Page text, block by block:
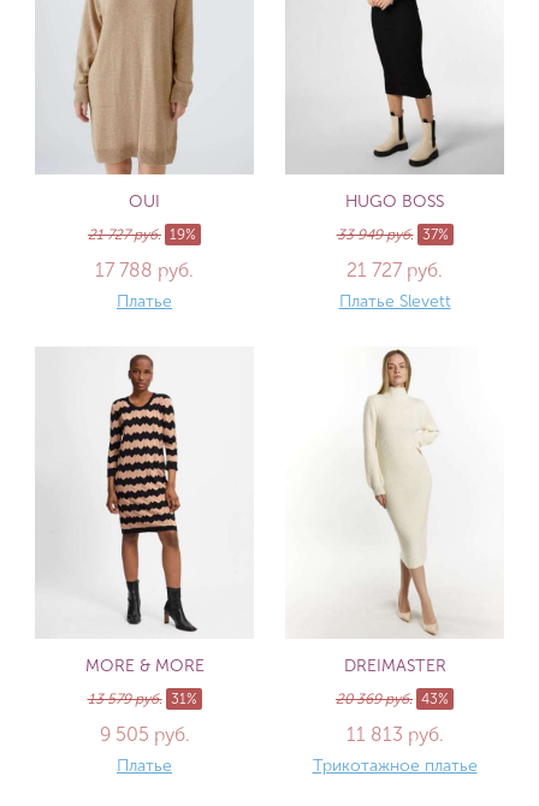
OUI
21 727 руб. 19%
17 788 руб.
Платье
HUGO BOSS
33 949 руб. 37%
21 727 руб.
Платье Slevett
MORE & MORE
13 579 руб. 31%
9 505 руб.
Платье
DREIMASTER
20 369 руб. 43%
11 813 руб.
Трикотажное платье